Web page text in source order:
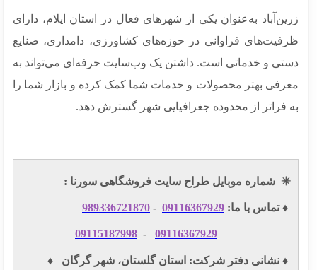
به‌عنوان یکی از شهرهای فعال در استان ایلام، دارای
فراوانی در حوزه‌های کشاورزی، دامداری، صنایع
و خدماتی است. داشتن یک وب‌سایت حرفه‌ای می‌تواند به
بهتر محصولات و خدمات شما کمک کرده و بازار شما را
فراتر از محدوده جغرافیایی شهر گسترش دهد.
شماره موبایل طراح سایت فروشگاهی سورنا :
تماس با ما: 09116367929
-
989336721870
09116367929
-
09115187998
نشانی دفتر شرکت: استان گلستان، شهر گرگان ♦️